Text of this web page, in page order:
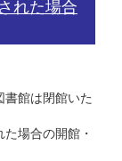
れた場合
書館は閉館いた
場合の開館・